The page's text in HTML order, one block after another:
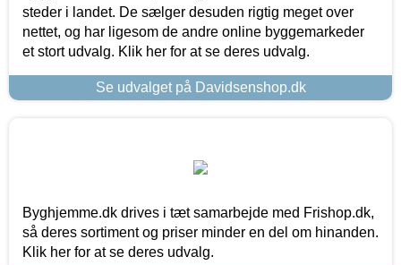
steder i landet. De sælger desuden rigtig meget over
nettet, og har ligesom de andre online byggemarkeder
et stort udvalg. Klik her for at se deres udvalg.
Se udvalget på Davidsenshop.dk
Byghjemme.dk drives i tæt samarbejde med Frishop.dk,
så deres sortiment og priser minder en del om hinanden.
Klik her for at se deres udvalg.